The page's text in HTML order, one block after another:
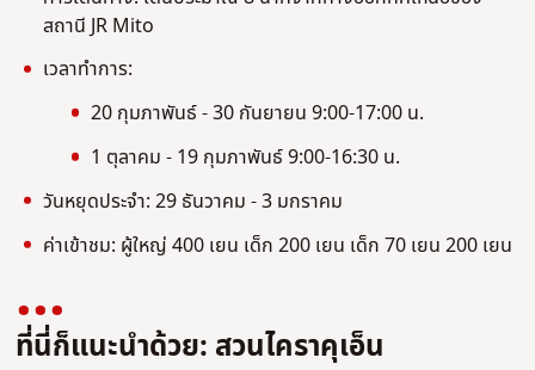
สถานี JR Mito
เวลาทำการ:
20 กุมภาพันธ์ - 30 กันยายน 9:00-17:00 น.
1 ตุลาคม - 19 กุมภาพันธ์ 9:00-16:30 น.
วันหยุดประจำ: 29 ธันวาคม - 3 มกราคม
ค่าเข้าชม: ผู้ใหญ่ 400 เยน เด็ก 200 เยน เด็ก 70 เยน 200 เยน
ที่นี่ก็แนะนำด้วย: สวนไคราคุเอ็น